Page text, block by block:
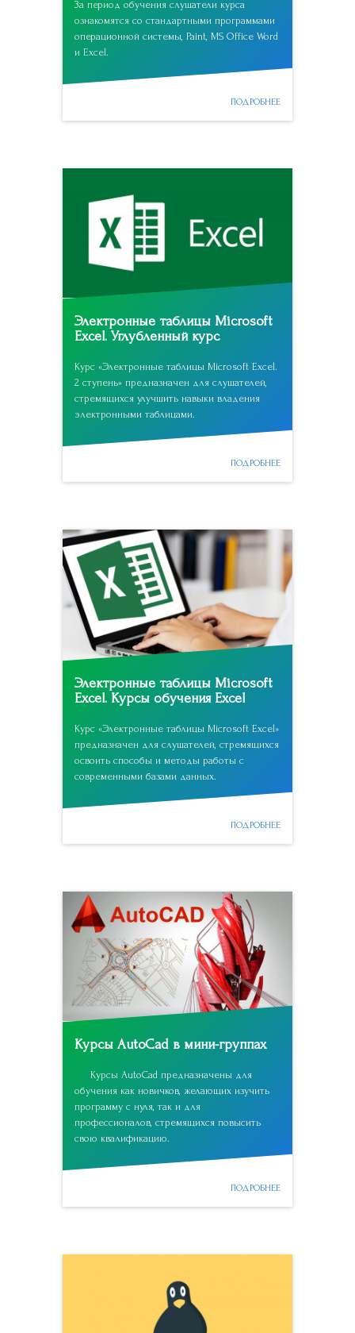
За период обучения слушатели курса
ознакомятся со стандартными программами
операционной системы, Paint, MS Office Word
и Excel.
ПОДРОБНЕЕ
Электронные таблицы Microsoft
Excel. Углубленный курс
Курс «Электронные таблицы Microsoft Excel.
2 ступень» предназначен для слушателей,
стремящихся улучшить навыки владения
электронными таблицами.
ПОДРОБНЕЕ
Электронные таблицы Microsoft
Excel. Курсы обучения Excel
Курс «Электронные таблицы Microsoft Excel»
предназначен для слушателей, стремящихся
освоить способы и методы работы с
современными базами данных.
ПОДРОБНЕЕ
Курсы AutoCad в мини-группах
Курсы AutoCad предназначены для
обучения как новичков, желающих изучить
программу с нуля, так и для
профессионалов, стремящихся повысить
свою квалификацию.
ПОДРОБНЕЕ